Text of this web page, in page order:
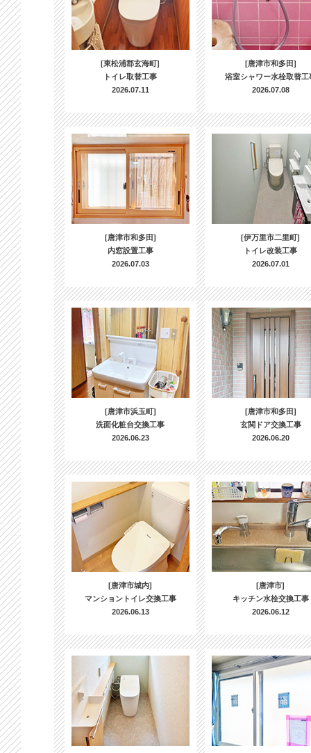
[東松浦郡玄海町]
トイレ取替工事
2026.07.11
[唐津市和多田]
浴室シャワー水栓取替工
2026.07.08
[唐津市和多田]
内窓設置工事
2026.07.03
[伊万里市二里町]
トイレ改装工事
2026.07.01
[唐津市浜玉町]
洗面化粧台交換工事
2026.06.23
[唐津市和多田]
玄関ドア交換工事
2026.06.20
[唐津市城内]
マンショントイレ交換工事
2026.06.13
[唐津市]
キッチン水栓交換工事
2026.06.12